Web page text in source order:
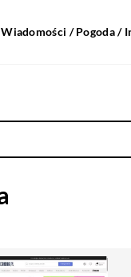
Wiadomości / Pogoda /